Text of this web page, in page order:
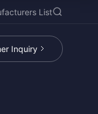
List
Inquiry